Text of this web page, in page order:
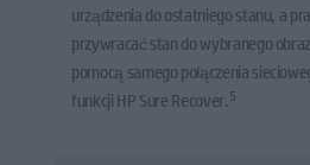
urządzenia do ostatniego stanu, a
przywracać stan do wybranego
pomocą samego połączenia
funkcji HP Sure Recover.5